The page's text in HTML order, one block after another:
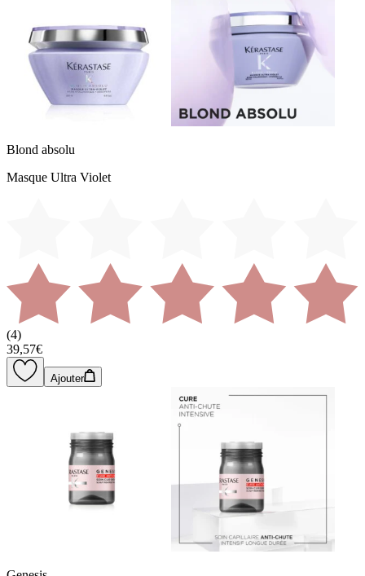
Blond absolu
Masque Ultra Violet
(4)
39,57€
Ajouter